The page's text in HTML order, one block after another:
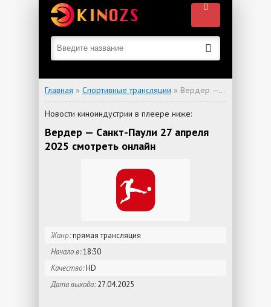
Главная » Спортивные трансляции » Вердер — Санкт-Паули
Новости киноиндустрии в плеере ниже:
Вердер — Санкт-Паули 27 апреля
2025 смотреть онлайн
Жанр:прямая трансляция
Начало в:18:30
Качество:HD
Дата выхода:27.04.2025